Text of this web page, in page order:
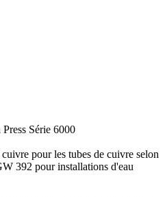
Série 6000
pour les tubes de cuivre selon
392 pour installations d'eau